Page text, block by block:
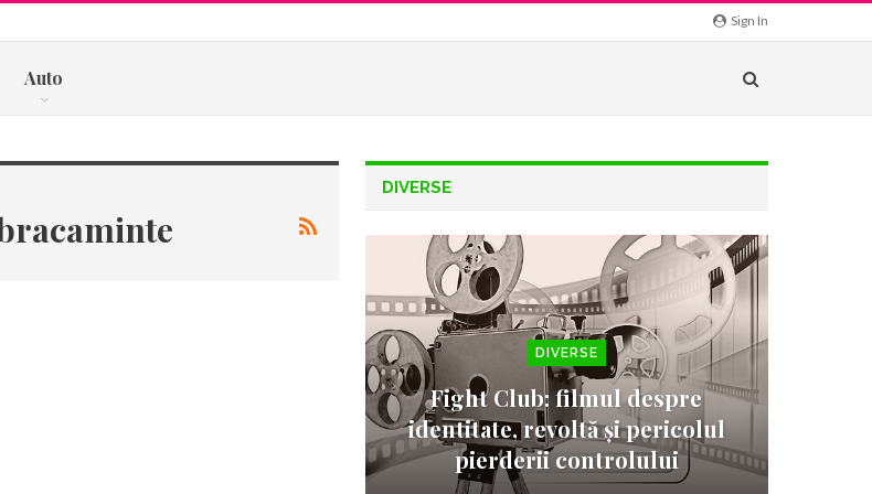
Sign In
Auto
DIVERSE
DIVERSE
Fight Club: filmul despre
identitate, revoltă și pericolul
pierderii controlului